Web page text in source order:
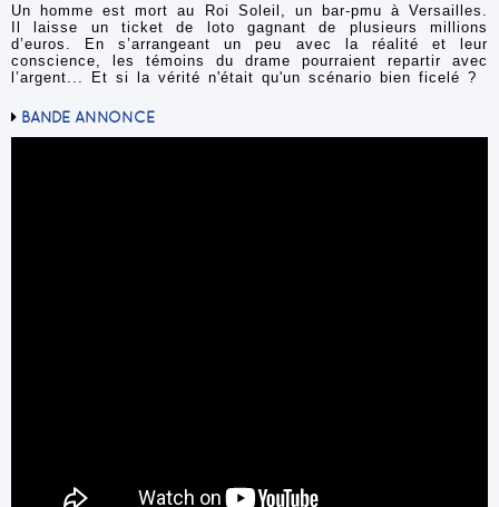
Un homme est mort au Roi Soleil, un bar-pmu à Versailles.
Il laisse un ticket de loto gagnant de plusieurs millions
d’euros. En s’arrangeant un peu avec la réalité et leur
conscience, les témoins du drame pourraient repartir avec
l’argent... Et si la vérité n'était qu'un scénario bien ficelé ?
BANDE ANNONCE